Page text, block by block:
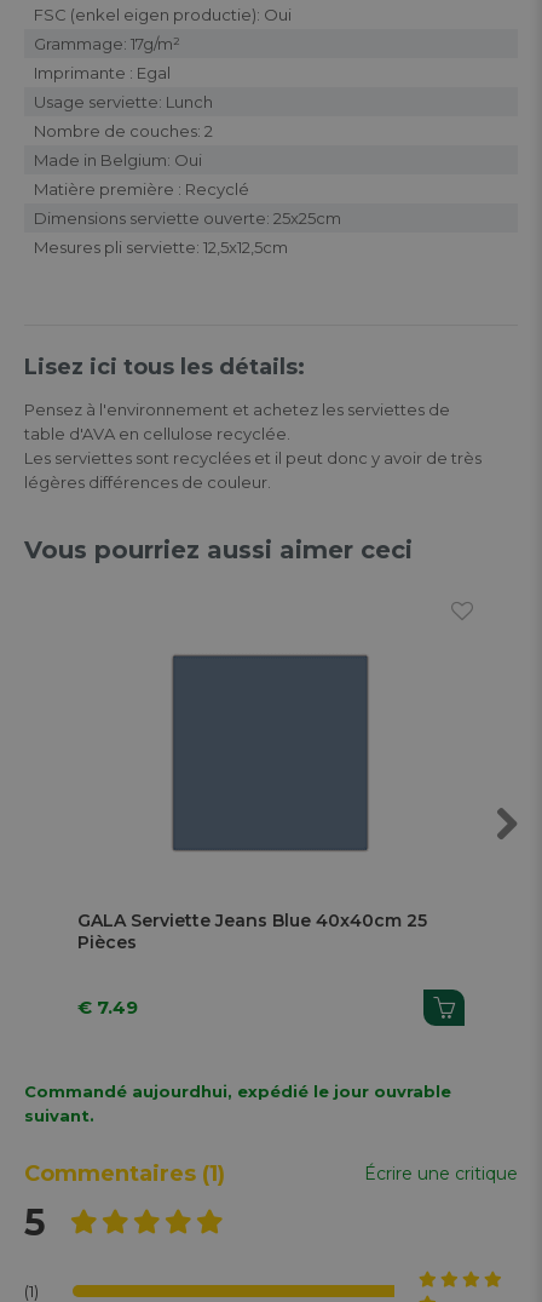
FSC (enkel eigen productie): Oui
Grammage: 17g/m²
Imprimante : Egal
Usage serviette: Lunch
Nombre de couches: 2
Made in Belgium: Oui
Matière première : Recyclé
Dimensions serviette ouverte: 25x25cm
Mesures pli serviette: 12,5x12,5cm
Lisez ici tous les détails:
Pensez à l'environnement et achetez les serviettes de
table d'AVA en cellulose recyclée.
Les serviettes sont recyclées et il peut donc y avoir de très
légères différences de couleur.
Vous pourriez aussi aimer ceci
GALA Serviette Jeans Blue 40x40cm 25
Pièces
€ 7.49
Commandé aujourdhui, expédié le jour ouvrable
suivant.
Commentaires (1) Écrire une critique
5
(1)